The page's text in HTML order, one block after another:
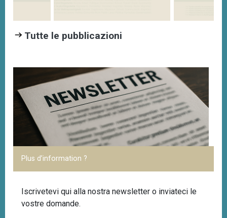
Tutte le pubblicazioni
Plus d’information ?
Iscrivetevi qui alla nostra newsletter o inviateci le
vostre domande.